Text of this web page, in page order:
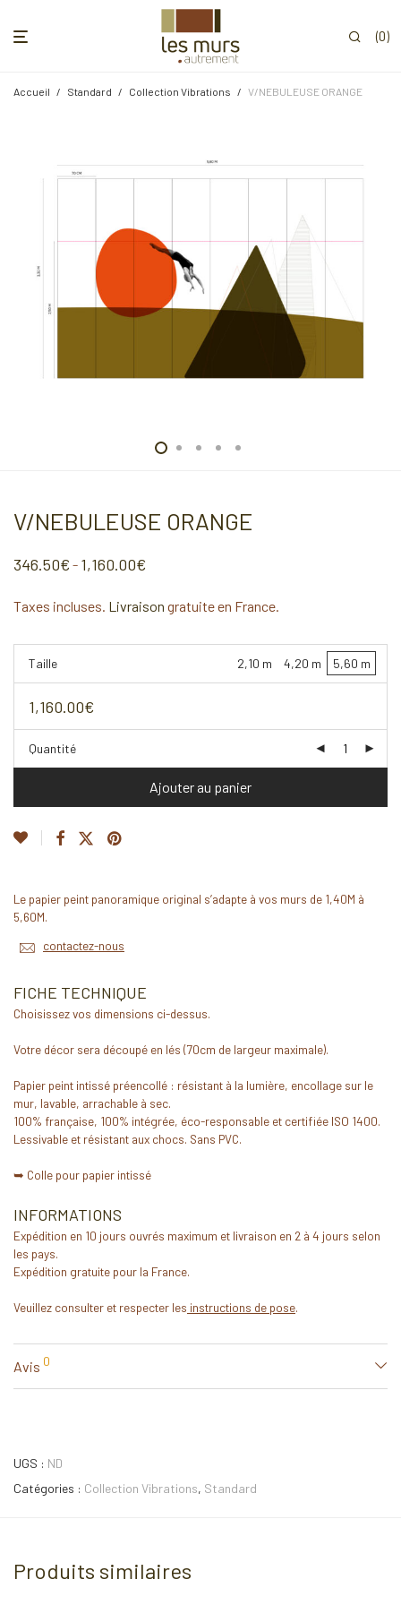
0
Accueil / Standard / Collection Vibrations / V/NEBULEUSE ORANGE
V/NEBULEUSE ORANGE
346.50€ – 1,160.00€
Plage
346.50€
Taxes incluses. Livraison gratuite en France.
Taille 2,10 m 4,20 m 5,60 m
1,160.00€
Quantité
Ajouter au panier
Le papier peint panoramique original s’adapte à vos murs de 1,40M à
5,60M.
contactez-nous
FICHE TECHNIQUE
Choisissez vos dimensions ci-dessus.
Votre décor sera découpé en lés (70cm de largeur maximale).
Papier peint intissé préencollé : résistant à la lumière, encollage sur le
mur, lavable, arrachable à sec.
100% française, 100% intégrée, éco-responsable et certifiée ISO 1400.
Lessivable et résistant aux chocs. Sans PVC.
➥ Colle pour papier intissé
INFORMATIONS
Expédition en 10 jours ouvrés maximum et livraison en 2 à 4 jours selon
les pays.
Expédition gratuite pour la France.
Veuillez consulter et respecter les instructions de pose.
Avis 0
UGS : ND
Catégories : Collection Vibrations, Standard
Produits similaires